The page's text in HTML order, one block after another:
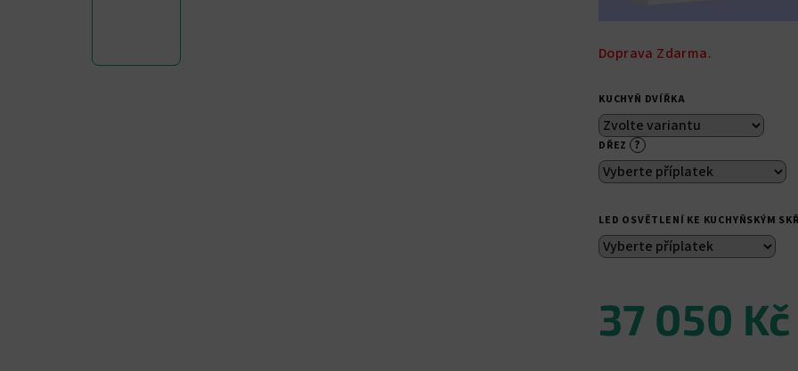
Doprava Zdarma.
KUCHYŇ DVÍŘKA
DŘEZ ?
LED OSVĚTLENÍ KE KUCHYŇSKÝM
37 050 Kč